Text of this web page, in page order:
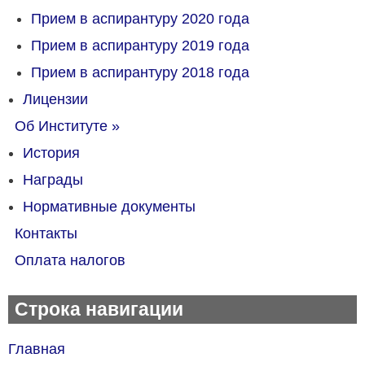
Прием в аспирантуру 2020 года
Прием в аспирантуру 2019 года
Прием в аспирантуру 2018 года
Лицензии
Об Институте »
История
Награды
Нормативные документы
Контакты
Оплата налогов
Строка навигации
Главная